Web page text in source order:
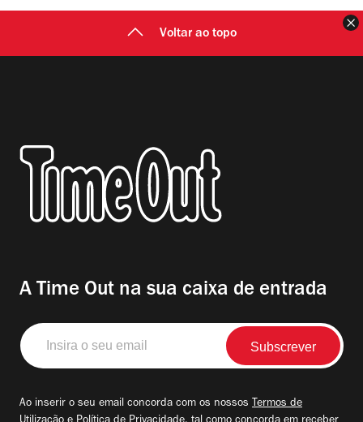
Voltar ao topo
A Time Out na sua caixa de entrada
Insira
o
seu
Ao inserir o seu email concorda com os nossos Termos de